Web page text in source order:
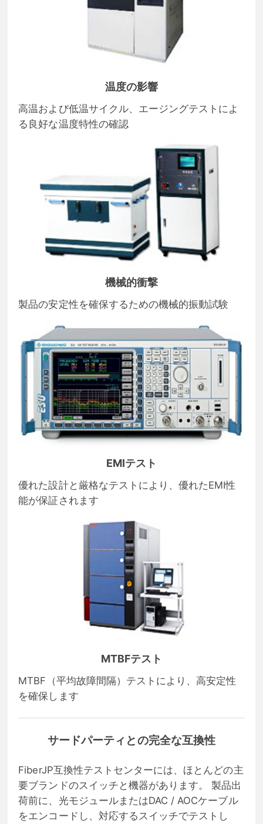
温度の影響
高温および低温サイクル、エージングテストによ
る良好な温度特性の確認
機械的衝撃
製品の安定性を確保するための機械的振動試験
EMIテスト
優れた設計と厳格なテストにより、優れたEMI性
能が保証されます
MTBFテスト
MTBF（平均故障間隔）テストにより、高安定性
を確保します
サードパーティとの完全な互換性
FiberJP互換性テストセンターには、ほとんどの主
要ブランドのスイッチと機器があります。 製品出
荷前に、光モジュールまたはDAC / AOCケーブル
をエンコードし、対応するスイッチでテストし